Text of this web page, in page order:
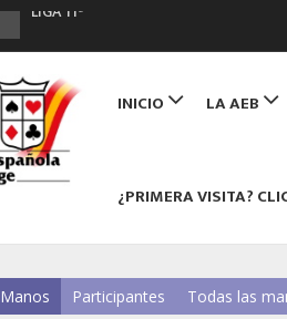
Curso de Formación y Actualización
ANUNCIATE EN NUESTRA REVISTA
NUEVA PROGRAMACIÓN TORNEOS
navigation
INICIO LA AEB
¿PRIMERA VISITA?
Manos Participantes Todas las